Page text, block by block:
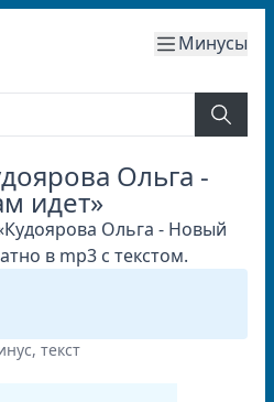
Минусы
Ольга -
идет»
Ольга - Новый
в mp3 с текстом.
текст